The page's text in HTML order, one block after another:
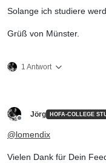
Solange ich studiere
Grüß von Münster.
1 Antwort
Jörg HOFA-COLLEGE
@lomendix
Vielen Dank für Dein